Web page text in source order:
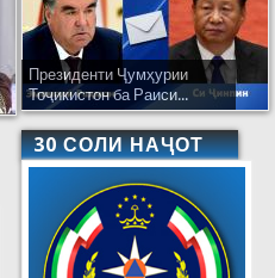
Президенти Ҷумҳурии
Тоҷикистон ба Раиси...
30 СОЛИ НАҶОТ